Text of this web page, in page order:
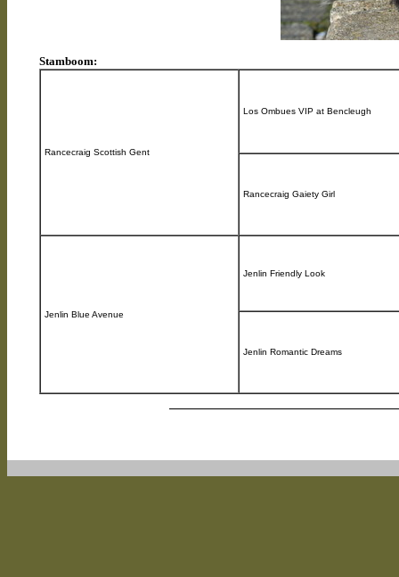
Stamboom:
Rancecraig Scottish Gent
Los Ombues VIP at Bencleugh
Rancecraig Gaiety Girl
Jenlin Blue Avenue
Jenlin Friendly Look
Jenlin Romantic Dreams